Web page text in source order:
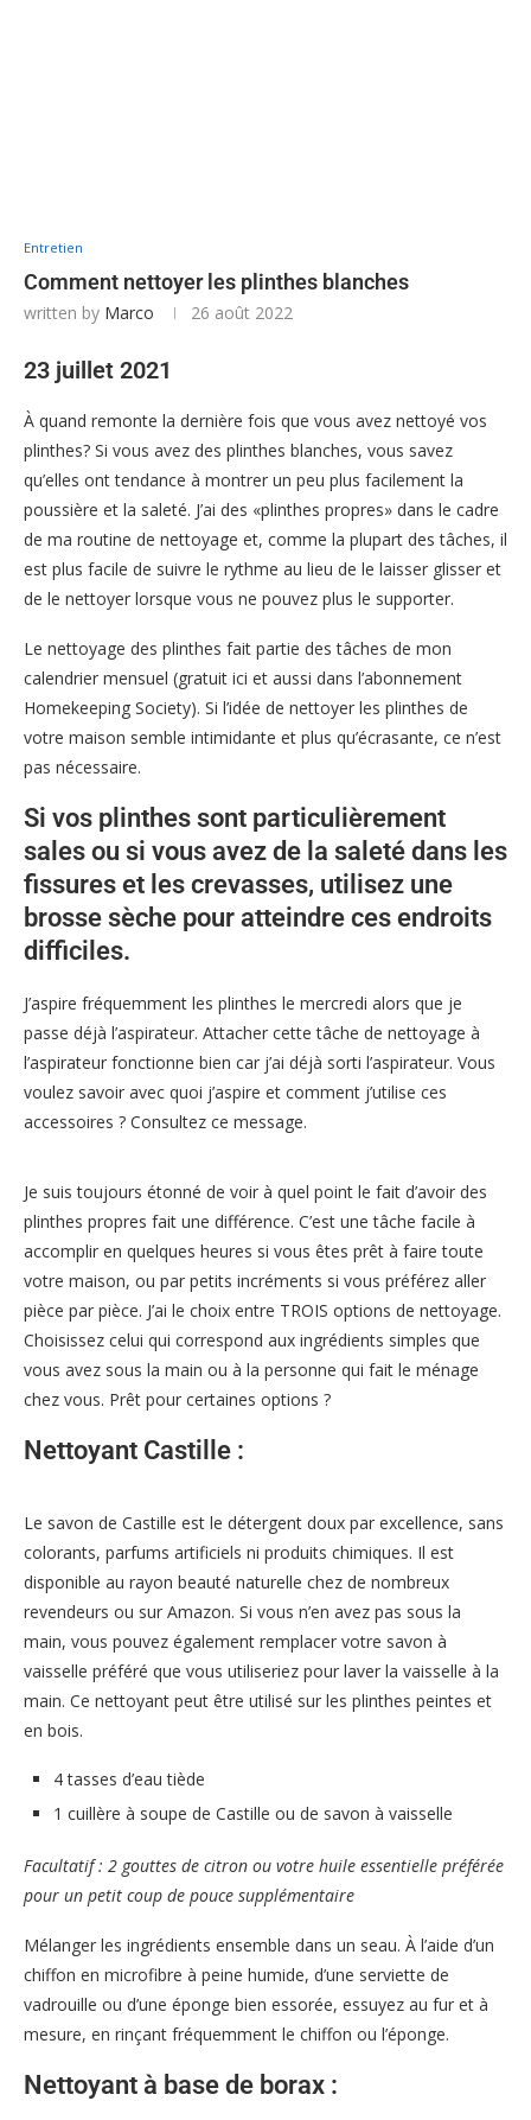
Entretien
Comment nettoyer les plinthes blanches
written by Marco 26 août 2022
23 juillet 2021
À quand remonte la dernière fois que vous avez nettoyé vos
plinthes? Si vous avez des plinthes blanches, vous savez
qu’elles ont tendance à montrer un peu plus facilement la
poussière et la saleté. J’ai des «plinthes propres» dans le cadre
de ma routine de nettoyage et, comme la plupart des tâches, il
est plus facile de suivre le rythme au lieu de le laisser glisser et
de le nettoyer lorsque vous ne pouvez plus le supporter.
Le nettoyage des plinthes fait partie des tâches de mon
calendrier mensuel (gratuit ici et aussi dans l’abonnement
Homekeeping Society). Si l’idée de nettoyer les plinthes de
votre maison semble intimidante et plus qu’écrasante, ce n’est
pas nécessaire.
Si vos plinthes sont particulièrement
sales ou si vous avez de la saleté dans les
fissures et les crevasses, utilisez une
brosse sèche pour atteindre ces endroits
difficiles.
J’aspire fréquemment les plinthes le mercredi alors que je
passe déjà l’aspirateur. Attacher cette tâche de nettoyage à
l’aspirateur fonctionne bien car j’ai déjà sorti l’aspirateur. Vous
voulez savoir avec quoi j’aspire et comment j’utilise ces
accessoires ? Consultez ce message.
Je suis toujours étonné de voir à quel point le fait d’avoir des
plinthes propres fait une différence. C’est une tâche facile à
accomplir en quelques heures si vous êtes prêt à faire toute
votre maison, ou par petits incréments si vous préférez aller
pièce par pièce. J’ai le choix entre TROIS options de nettoyage.
Choisissez celui qui correspond aux ingrédients simples que
vous avez sous la main ou à la personne qui fait le ménage
chez vous. Prêt pour certaines options ?
Nettoyant Castille :
Le savon de Castille est le détergent doux par excellence, sans
colorants, parfums artificiels ni produits chimiques. Il est
disponible au rayon beauté naturelle chez de nombreux
revendeurs ou sur Amazon. Si vous n’en avez pas sous la
main, vous pouvez également remplacer votre savon à
vaisselle préféré que vous utiliseriez pour laver la vaisselle à la
main. Ce nettoyant peut être utilisé sur les plinthes peintes et
en bois.
4 tasses d’eau tiède
1 cuillère à soupe de Castille ou de savon à vaisselle
Facultatif : 2 gouttes de citron ou votre huile essentielle préférée
pour un petit coup de pouce supplémentaire
Mélanger les ingrédients ensemble dans un seau. À l’aide d’un
chiffon en microfibre à peine humide, d’une serviette de
vadrouille ou d’une éponge bien essorée, essuyez au fur et à
mesure, en rinçant fréquemment le chiffon ou l’éponge.
Nettoyant à base de borax :